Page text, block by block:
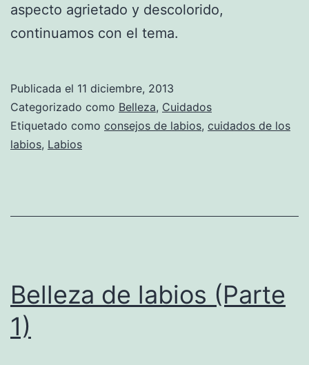
aspecto agrietado y descolorido,
continuamos con el tema.
Publicada el 11 diciembre, 2013
Categorizado como Belleza, Cuidados
Etiquetado como consejos de labios, cuidados de los
labios, Labios
Belleza de labios (Parte
1)